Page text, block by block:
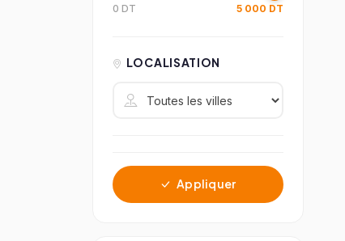
0 DT 5 000 DT
LOCALISATION
Appliquer